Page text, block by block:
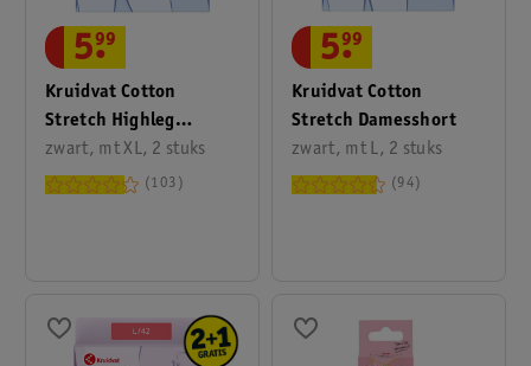
Kruidvat Cotton
Stretch Highleg
Damesslip
zwart, mt XL, 2 stuks
5.
99
103
Kruidvat Cotton
Stretch Damesshort
zwart, mt L, 2 stuks
5.
99
94